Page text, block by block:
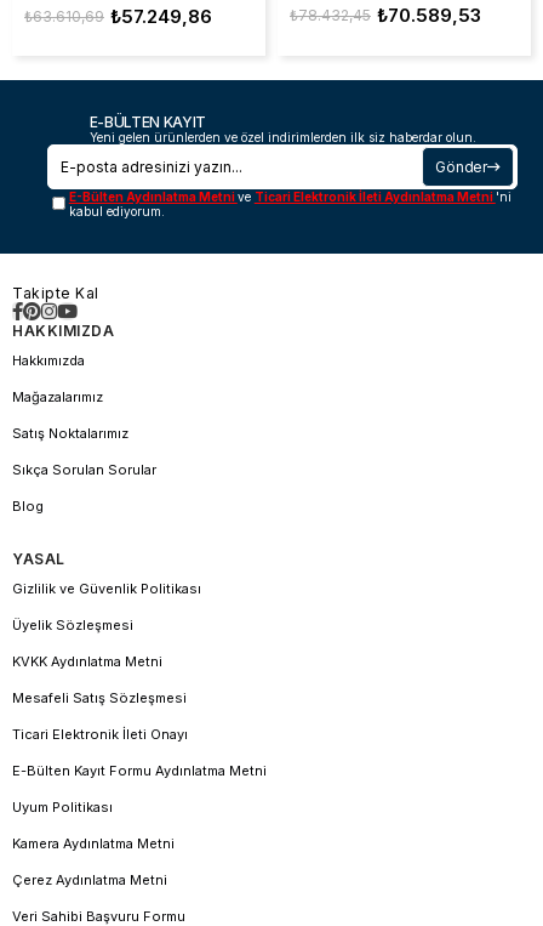
₺57.249,86
₺63.610,69 ₺70.589,53
₺78.432,45
E-BÜLTEN KAYIT
Yeni gelen ürünlerden ve özel indirimlerden ilk siz haberdar olun.
Gönder
E-Bülten Aydınlatma Metnive Ticari Elektronik İleti Aydınlatma Metni 'ni
kabul ediyorum.
Takipte Kal
HAKKIMIZDA
Hakkımızda
Mağazalarımız
Satış Noktalarımız
Sıkça Sorulan Sorular
Blog
YASAL
Gizlilik ve Güvenlik Politikası
Üyelik Sözleşmesi
KVKK Aydınlatma Metni
Mesafeli Satış Sözleşmesi
Ticari Elektronik İleti Onayı
E-Bülten Kayıt Formu Aydınlatma Metni
Uyum Politikası
Kamera Aydınlatma Metni
Çerez Aydınlatma Metni
Veri Sahibi Başvuru Formu